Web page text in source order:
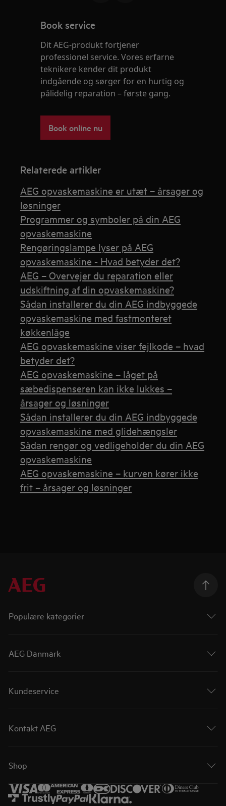
Book service
Dit AEG-produkt fortjener
professionel service. Vores erfarne
teknikere kender dit produkt
indgående og sørger for en hurtig og
pålidelig reparation – første gang.
Book online nu
Relaterede artikler
AEG opvaskemaskine er utæt – årsager og
løsninger
Programmer og symboler på din AEG
opvaskemaskine
Rengøringslampe lyser på AEG
opvaskemaskine - Hvad betyder det?
AEG – Overvejer du reparation eller
udskiftning af din opvaskemaskine?
Sådan installerer du din AEG indbyggede
opvaskemaskine med fastmonteret
køkkenlåge
AEG opvaskemaskine viser fejlkode – hvad
betyder det?
AEG opvaskemaskine – låget på
sæbedispenseren kan ikke lukkes –
årsager og løsninger
Sådan installerer du din AEG indbyggede
opvaskemaskine med glidehængsler
Sådan rengør og vedligeholder du din AEG
opvaskemaskine
AEG opvaskemaskine – kurven kører ikke
frit – årsager og løsninger
Populære kategorier
AEG Danmark
Kundeservice
Kontakt AEG
Shop